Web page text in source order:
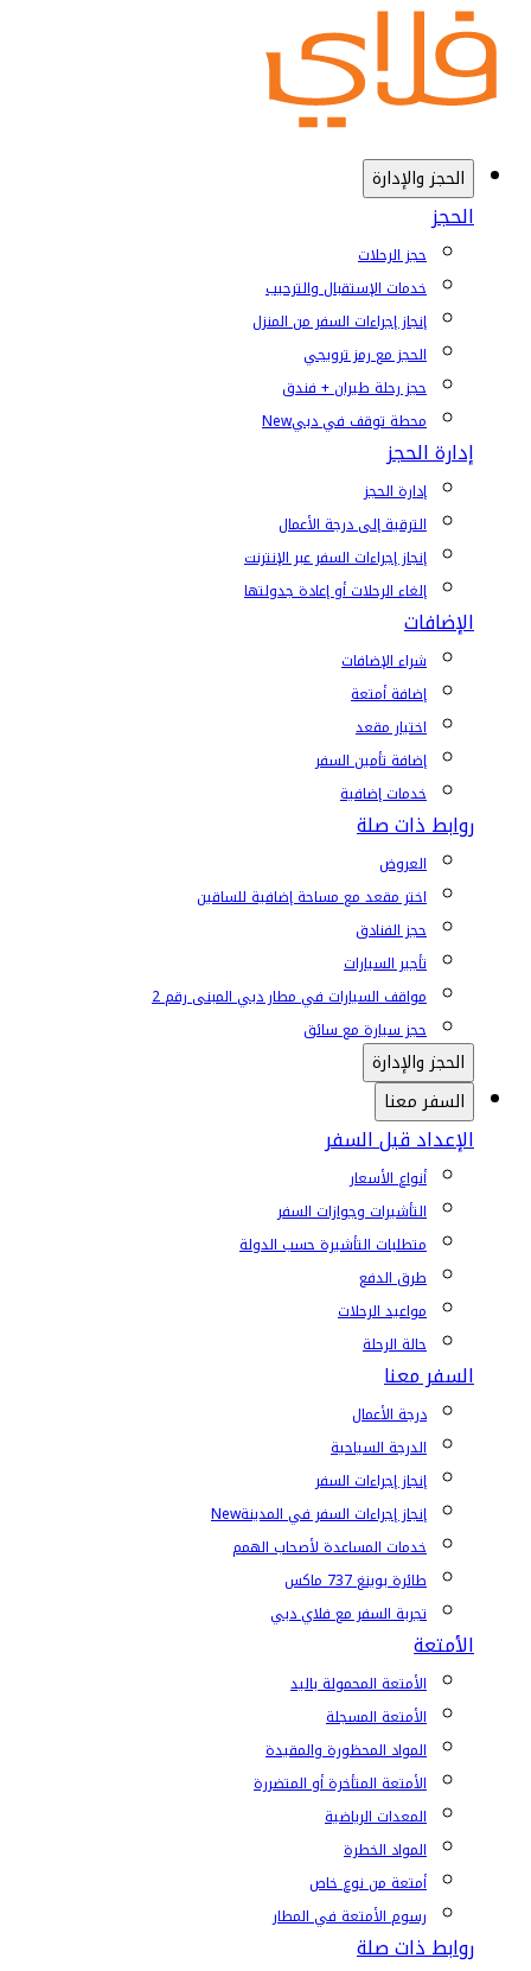
الحجز والإدارة
الحجز
حجز الرحلات
خدمات الإستقبال والترحيب
إنجاز إجراءات السفر من المنزل
الحجز مع رمز ترويجي
حجز رحلة طيران + فندق
محطة توقف في دبيNew
إدارة الحجز
إدارة الحجز
الترقية إلى درجة الأعمال
إنجاز إجراءات السفر عبر الإنترنت
إلغاء الرحلات أو إعادة جدولتها
الإضافات
شراء الإضافات
إضافة أمتعة
اختيار مقعد
إضافة تأمين السفر
خدمات إضافية
روابط ذات صلة
العروض
اختر مقعد مع مساحة إضافية للساقين
حجز الفنادق
تأجير السيارات
مواقف السيارات في مطار دبي المبنى رقم 2
حجز سيارة مع سائق
الحجز والإدارة
السفر معنا
الإعداد قبل السفر
أنواع الأسعار
التأشيرات وجوازات السفر
متطلبات التأشيرة حسب الدولة
طرق الدفع
مواعيد الرحلات
حالة الرحلة
السفر معنا
درجة الأعمال
الدرجة السياحية
إنجاز إجراءات السفر
إنجاز إجراءات السفر في المدينةNew
خدمات المساعدة لأصحاب الهمم
طائرة بوينغ 737 ماكس
تجربة السفر مع فلاي دبي
الأمتعة
الأمتعة المحمولة باليد
الأمتعة المسجلة
المواد المحظورة والمقيدة
الأمتعة المتأخرة أو المتضررة
المعدات الرياضية
المواد الخطرة
أمتعة من نوع خاص
رسوم الأمتعة في المطار
روابط ذات صلة